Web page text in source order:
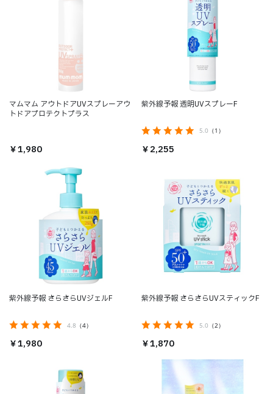
マムマム アウトドアUVスプレーアウ
トドアプロテクトプラス
￥1,980
紫外線予報 透明UVスプレーF
5.0 （1）
￥2,255
紫外線予報 さらさらUVジェルF
4.8 （4）
￥1,980
紫外線予報 さらさらUVスティックF
5.0 （2）
￥1,870